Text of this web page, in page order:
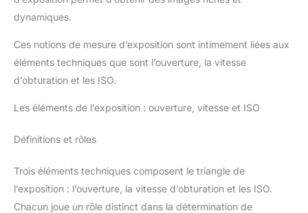
dynamiques.
Ces notions de mesure d’exposition sont intimement liées aux
éléments techniques que sont l’ouverture, la vitesse
d’obturation et les ISO.
Les éléments de l’exposition : ouverture, vitesse et ISO
Définitions et rôles
Trois éléments techniques composent le triangle de
l’exposition : l’ouverture, la vitesse d’obturation et les ISO.
Chacun joue un rôle distinct dans la détermination de